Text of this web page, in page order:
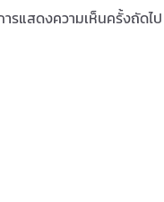
รแสดงความเห็นครั้งถัดไป